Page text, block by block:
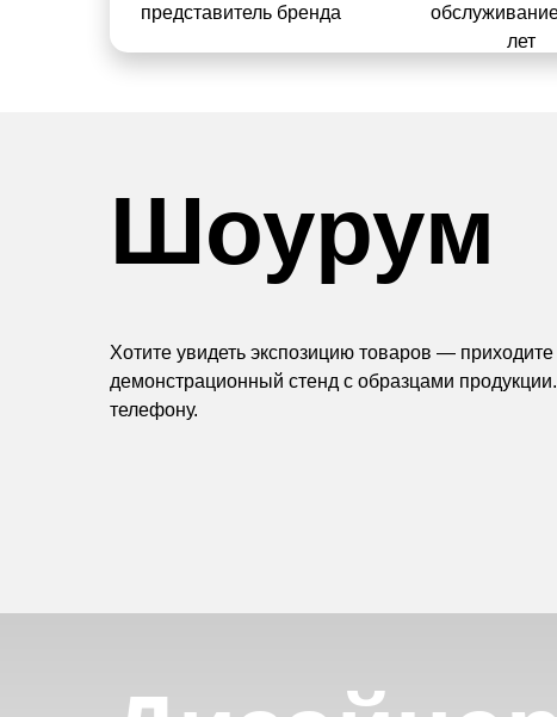
представитель бренда
лет
Шоурум
Хотите увидеть экспозицию товаров —
демонстрационный стенд с образцами
телефону.